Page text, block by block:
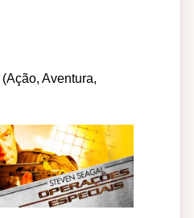
(Ação, Aventura,